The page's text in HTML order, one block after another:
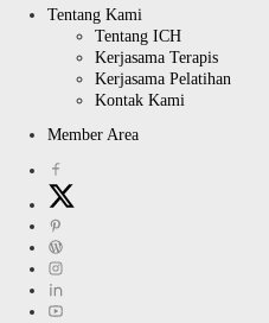
Tentang Kami
Tentang ICH
Kerjasama Terapis
Kerjasama Pelatihan
Kontak Kami
Member Area